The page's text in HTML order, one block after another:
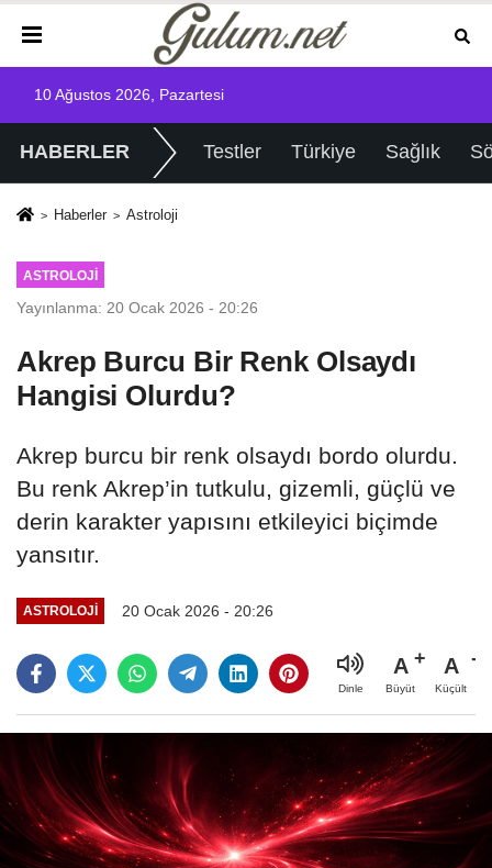
10 Ağustos 2026, Pazartesi
HABERLER Testler Türkiye Sağlık
Haberler Astroloji
ASTROLOJI
Yayınlanma: 20 Ocak 2026 - 20:26
Akrep Burcu Bir Renk Olsaydı
Hangisi Olurdu?
Akrep burcu bir renk olsaydı bordo olurdu.
Bu renk Akrep’in tutkulu, gizemli, güçlü ve
derin karakter yapısını etkileyici biçimde
yansıtır.
ASTROLOJI 20 Ocak 2026 - 20:26
Dinle
A
Büyüt
A
Küçült